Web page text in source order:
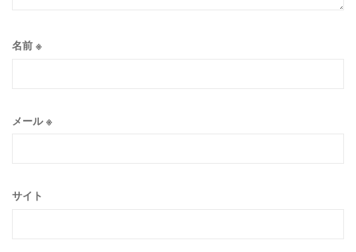
名前 ※
メール※
サイト